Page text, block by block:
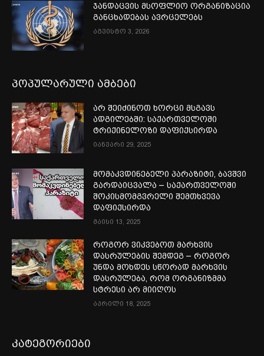
ჯანდაცვის მსოფლიო ორგანიზაცია
განცხადებას ავრცელებს
აგვისტო 3, 2026
პოპულარული ამბები
არ შეიძინოთ ხორცი მსგავს
ადგილებში: საქართველოში
ტრიქინელოზი დაფიქსირდა
იანვარი 29, 2025
მომაკვდინებელი პარაზიტი, ბავშვი
გარდაიცვალა – საქართველოში
შოკისმომგვრელი შემთხვევა
დაფიქსირდა
მაისი 13, 2025
როგორ ვიკვებოთ მარხვის
დასრულების შემდეგ – როგორ
უნდა მოხდეს სწორად მარხვის
დასრულება, რომ ორგანიზმმა
სტრესი არ მიიღოს
აპრილი 18, 2025
კატეგორიები